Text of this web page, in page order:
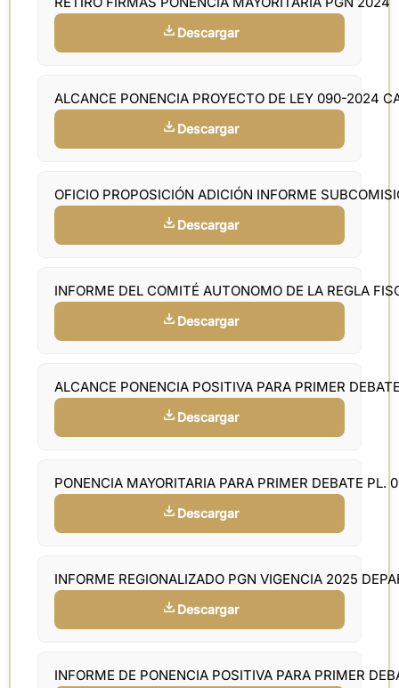
Descargar
ALCANCE PONENCIA PROYECTO DE LEY 090-2024
Descargar
OFICIO PROPOSICIÓN ADICIÓN INFORME
Descargar
INFORME DEL COMITÉ AUTONOMO DE LA REGLA
Descargar
ALCANCE PONENCIA POSITIVA PARA PRIMER
Descargar
PONENCIA MAYORITARIA PARA PRIMER DEBATE PL.
Descargar
INFORME REGIONALIZADO PGN VIGENCIA 2025
Descargar
INFORME DE PONENCIA POSITIVA PARA PRIMER